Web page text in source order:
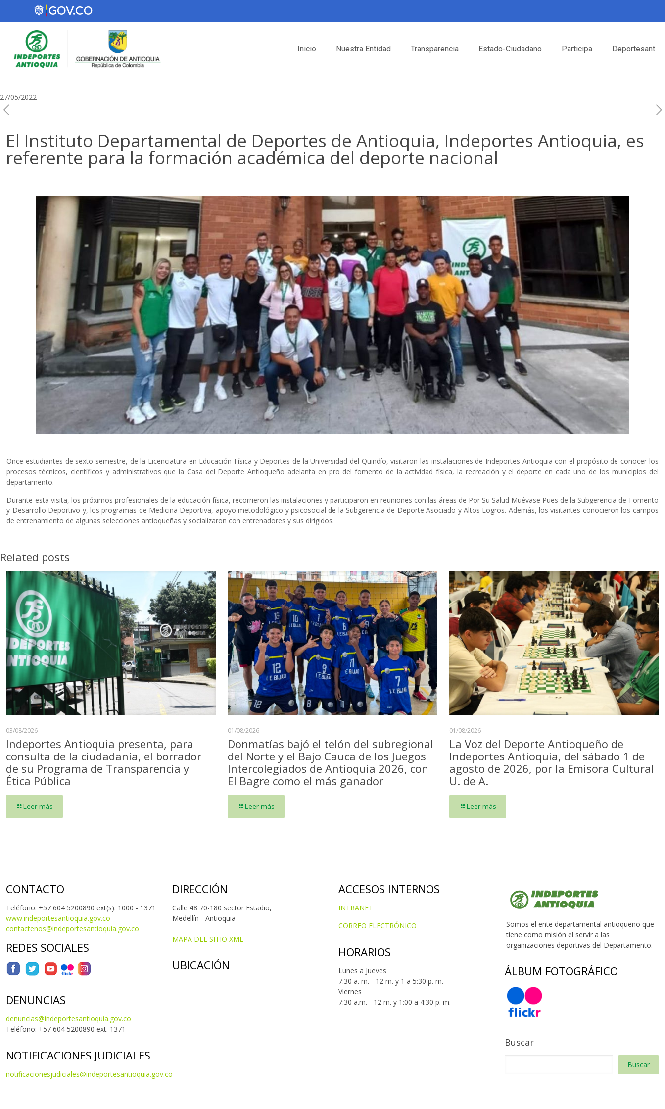
Inicio Nuestra Entidad Transparencia Estado-Ciudadano Participa Deportesant
27/05/2022
El Instituto Departamental de Deportes de Antioquia, Indeportes Antioquia, es
referente para la formación académica del deporte nacional
Once estudiantes de sexto semestre, de la Licenciatura en Educación Física y Deportes de la Universidad del Quindío, visitaron las instalaciones de Indeportes Antioquia con el propósito de conocer los
procesos técnicos, científicos y administrativos que la Casa del Deporte Antioqueño adelanta en pro del fomento de la actividad física, la recreación y el deporte en cada uno de los municipios del
departamento.
Durante esta visita, los próximos profesionales de la educación física, recorrieron las instalaciones y participaron en reuniones con las áreas de Por Su Salud Muévase Pues de la Subgerencia de Fomento
y Desarrollo Deportivo y, los programas de Medicina Deportiva, apoyo metodológico y psicosocial de la Subgerencia de Deporte Asociado y Altos Logros. Además, los visitantes conocieron los campos
de entrenamiento de algunas selecciones antioqueñas y socializaron con entrenadores y sus dirigidos.
Related posts
03/08/2026
Indeportes Antioquia presenta, para
consulta de la ciudadanía, el borrador
de su Programa de Transparencia y
Ética Pública
Leer más
01/08/2026
Donmatías bajó el telón del subregional
del Norte y el Bajo Cauca de los Juegos
Intercolegiados de Antioquia 2026, con
El Bagre como el más ganador
Leer más
01/08/2026
La Voz del Deporte Antioqueño de
Indeportes Antioquia, del sábado 1 de
agosto de 2026, por la Emisora Cultural
U. de A.
Leer más
CONTACTO
Teléfono: +57 604 5200890 ext(s). 1000 - 1371
www.indeportesantioquia.gov.co
contactenos@indeportesantioquia.gov.co
REDES SOCIALES
DENUNCIAS
denuncias@indeportesantioquia.gov.co
Teléfono: +57 604 5200890 ext. 1371
NOTIFICACIONES JUDICIALES
notificacionesjudiciales@indeportesantioquia.gov.co
DIRECCIÓN
Calle 48 70-180 sector Estadio,
Medellín - Antioquia
MAPA DEL SITIO XML
UBICACIÓN
ACCESOS INTERNOS
INTRANET
CORREO ELECTRÓNICO
HORARIOS
Lunes a Jueves
7:30 a. m. - 12 m. y 1 a 5:30 p. m.
Viernes
7:30 a.m. - 12 m. y 1:00 a 4:30 p. m.
Somos el ente departamental antioqueño que
tiene como misión el servir a las
organizaciones deportivas del Departamento.
ÁLBUM FOTOGRÁFICO
Buscar
Buscar